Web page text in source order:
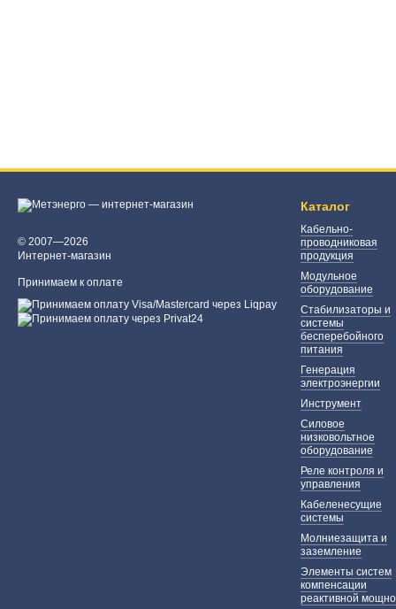
© 2007—2026
Интернет-магазин
Принимаем к оплате
Каталог
Кабельно-
проводниковая
продукция
Модульное
оборудование
Стабилизаторы и
системы
бесперебойного
питания
Генерация
электроэнергии
Инструмент
Силовое
низковольтное
оборудование
Реле контроля и
управления
Кабеленесущие
системы
Молниезащита и
заземление
Элементы систем
компенсации
реактивной